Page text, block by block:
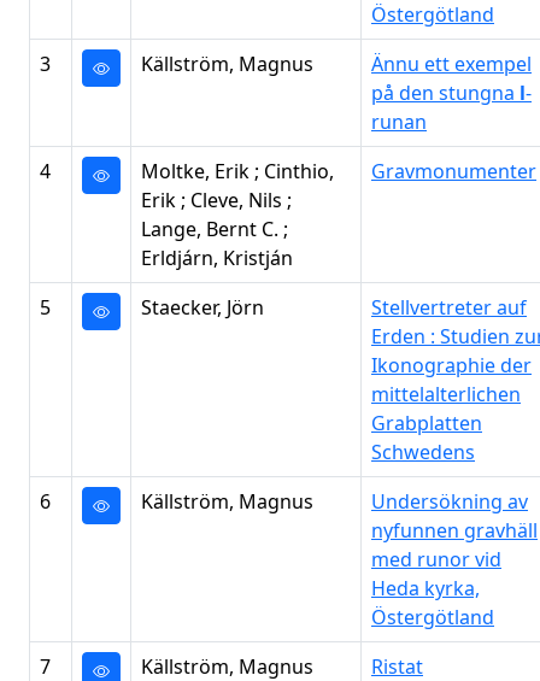
Östergötland
3
Källström, Magnus
Ännu ett exempel
på den stungna l-
runan
4
Moltke, Erik ; Cinthio,
Erik ; Cleve, Nils ;
Lange, Bernt C. ;
Erldjárn, Kristján
Gravmonumenter
5 Staecker, Jörn
Stellvertreter auf
Erden : Studien
Ikonographie der
mittelalterlichen
Grabplatten
Schwedens
6
Källström, Magnus
Undersökning av
nyfunnen gravhäll
med runor vid
Heda kyrka,
Östergötland
7
Källström, Magnus
Ristat